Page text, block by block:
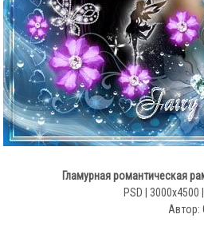
Гламурная романтическая
PSD | 3000x4500
Автор: